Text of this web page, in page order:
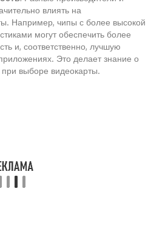
влиять на
Например, чипы с более высокой
могут обеспечить более
и, соответственно, лучшую
Это делает знание о
выборе видеокарты.